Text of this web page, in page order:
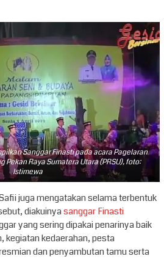
Sanggar Finasti pada acara Pagelaran
Pekan Raya Sumatera Utara (PRSU), foto:
Istimewa
juga mengatakan selama terbentuk
diakuinyasanggar Finasti
yang sering dipakai penarinya baik
kegiatan kedaerahan, pesta
dan penyambutan tamu serta